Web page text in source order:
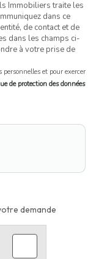
Immobiliers traite les
dans ce
de contact et de
dans les champs ci-
à votre prise de
et pour exercer
de protection des données
demande